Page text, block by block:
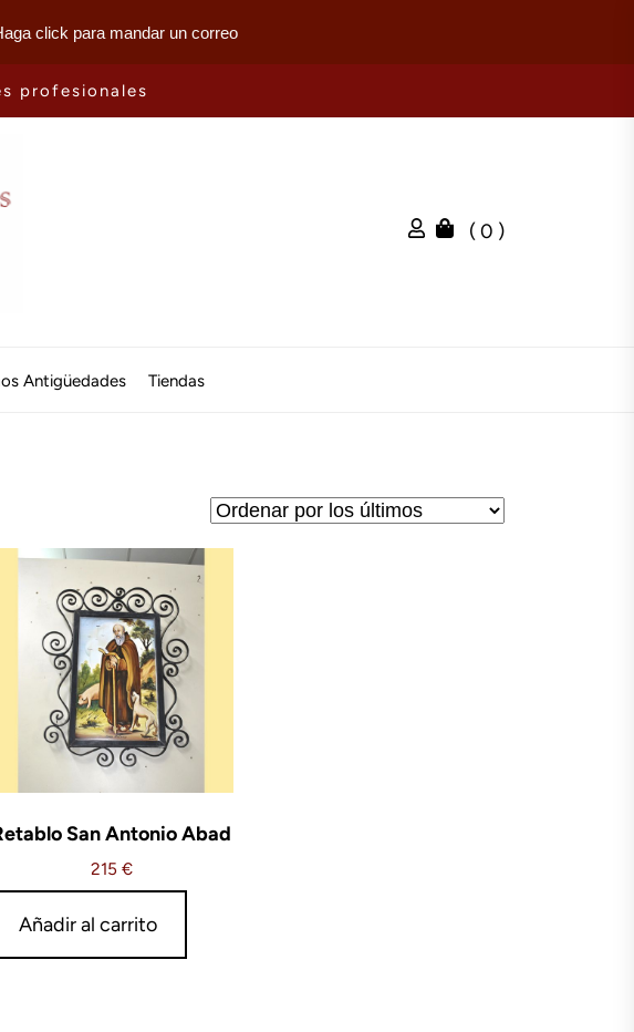
click para mandar un correo
profesionales
( 0 )
Antigüedades Tiendas
San Antonio Abad
215 €
Añadir al carrito